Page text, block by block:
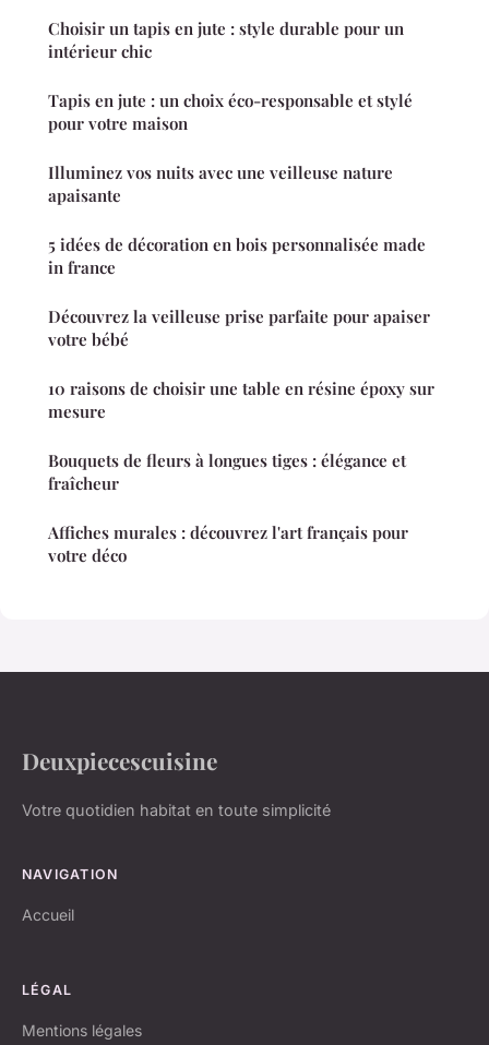
Choisir un tapis en jute : style durable pour un
intérieur chic
Tapis en jute : un choix éco-responsable et stylé
pour votre maison
Illuminez vos nuits avec une veilleuse nature
apaisante
5 idées de décoration en bois personnalisée made
in france
Découvrez la veilleuse prise parfaite pour apaiser
votre bébé
10 raisons de choisir une table en résine époxy sur
mesure
Bouquets de fleurs à longues tiges : élégance et
fraîcheur
Affiches murales : découvrez l'art français pour
votre déco
Deuxpiecescuisine
Votre quotidien habitat en toute simplicité
NAVIGATION
Accueil
LÉGAL
Mentions légales